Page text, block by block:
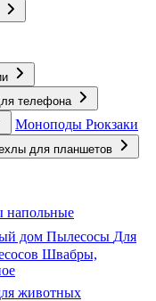
телефона
Моноподы Рюкзаки
для планшетов
напольные
дом Пылесосы Для
Швабры,
животных